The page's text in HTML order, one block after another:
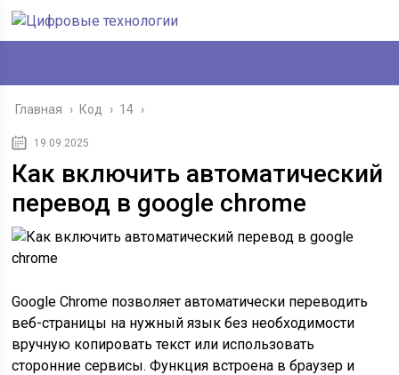
Главная › Код › 14 ›
19.09.2025
Как включить автоматический
перевод в google chrome
Google Chrome позволяет автоматически переводить
веб-страницы на нужный язык без необходимости
вручную копировать текст или использовать
сторонние сервисы. Функция встроена в браузер и